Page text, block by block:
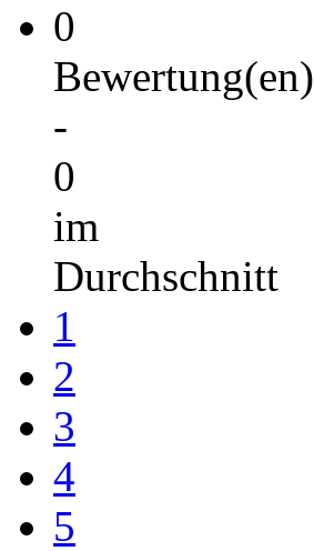
0
Bewertung(en)
-
0
im
Durchschnitt
1
2
3
4
5